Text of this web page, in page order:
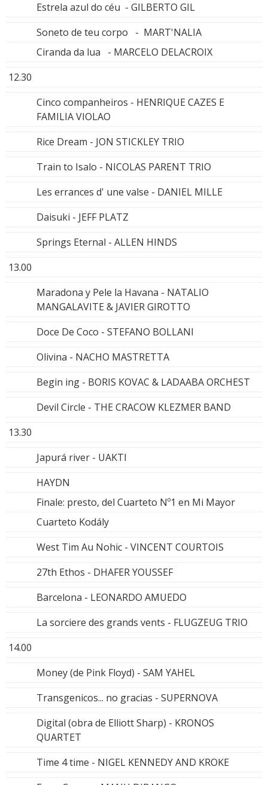
Estrela azul do céu - GILBERTO GIL
Soneto de teu corpo - MART'NALIA
Ciranda da lua - MARCELO DELACROIX
12.30
Cinco companheiros - HENRIQUE CAZES E
FAMILIA VIOLAO
Rice Dream - JON STICKLEY TRIO
Train to Isalo - NICOLAS PARENT TRIO
Les errances d' une valse - DANIEL MILLE
Daisuki - JEFF PLATZ
Springs Eternal - ALLEN HINDS
13.00
Maradona y Pele la Havana - NATALIO
MANGALAVITE & JAVIER GIROTTO
Doce De Coco - STEFANO BOLLANI
Olivina - NACHO MASTRETTA
Begin ing - BORIS KOVAC & LADAABA ORCHEST
Devil Circle - THE CRACOW KLEZMER BAND
13.30
Japurá river - UAKTI
HAYDN
Finale: presto, del Cuarteto Nº1 en Mi Mayor
Cuarteto Kodály
West Tim Au Nohic - VINCENT COURTOIS
27th Ethos - DHAFER YOUSSEF
Barcelona - LEONARDO AMUEDO
La sorciere des grands vents - FLUGZEUG TRIO
14.00
Money (de Pink Floyd) - SAM YAHEL
Transgenicos... no gracias - SUPERNOVA
Digital (obra de Elliott Sharp) - KRONOS
QUARTET
Time 4 time - NIGEL KENNEDY AND KROKE